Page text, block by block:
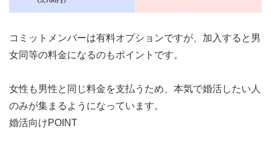
コミットメンバーは有料オプションですが、加入すると 男
女同等の料金になるのもポイントです。
女性も男性と同じ料金を支払うため、本気で婚活したい人
のみが集まるようになっています。
婚活向けPOINT